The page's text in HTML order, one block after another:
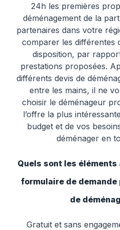
24h les premières
déménagement de la
partenaires dans votre
comparer les différentes
disposition, par
prestations proposées.
différents devis de
entre les mains, il ne
choisir le déménageur
l’offre la plus
budget et de vos
déménager en
Quels sont les
formulaire de
de
Gratuit et sans